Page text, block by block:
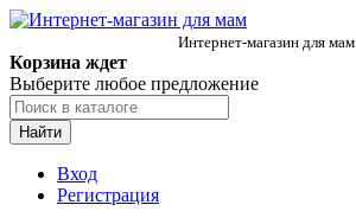
Интернет-магазин для мам
Корзина ждет
Выберите любое предложение
Найти
Вход
Регистрация